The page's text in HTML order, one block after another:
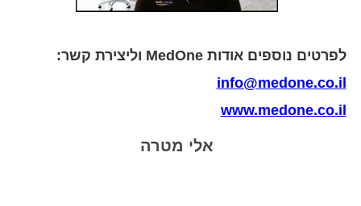
לפרטים נוספים אודות MedOne וליצירת קשר:
info@medone.co.il
www.medone.co.il
אלי מטרה